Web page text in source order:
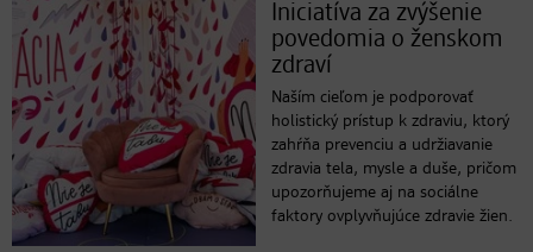
Iniciatíva za zvýšenie
povedomia o ženskom
zdraví
Naším cieľom je podporovať
holistický prístup k zdraviu, ktorý
zahŕňa prevenciu a udržiavanie
zdravia tela, mysle a duše, pričom
upozorňujeme aj na sociálne
faktory ovplyvňujúce zdravie žien.